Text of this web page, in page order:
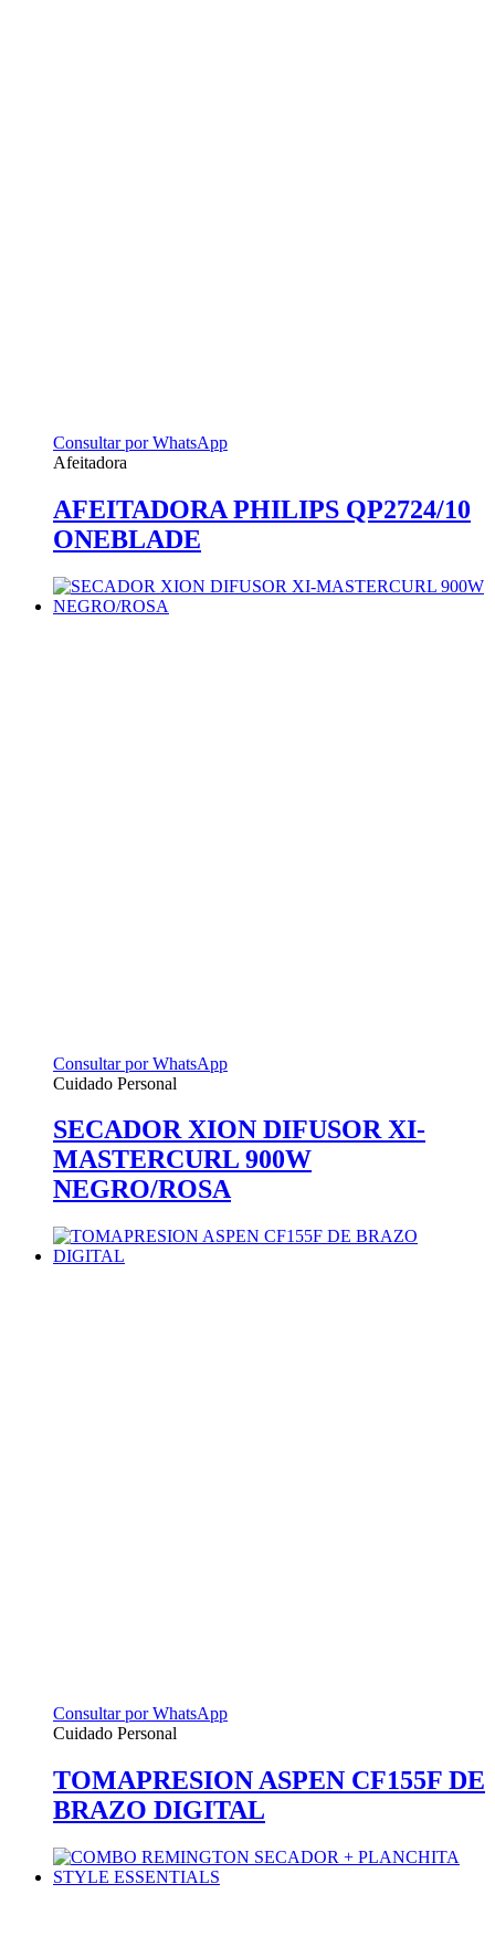
Consultar por WhatsApp
Afeitadora
AFEITADORA PHILIPS QP2724/10
ONEBLADE
Consultar por WhatsApp
Cuidado Personal
SECADOR XION DIFUSOR XI-
MASTERCURL 900W
NEGRO/ROSA
Consultar por WhatsApp
Cuidado Personal
TOMAPRESION ASPEN CF155F DE
BRAZO DIGITAL